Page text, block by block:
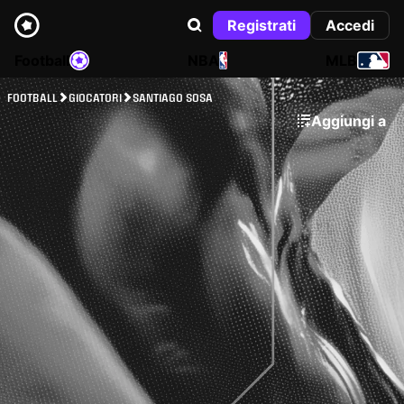
Registrati
Accedi
NBA
FOOTBALL GIOCATORI SANTIAGO SOSA
Aggiungi a